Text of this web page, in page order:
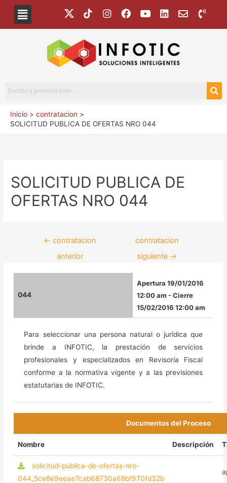
Inicio
contratacion
SOLICITUD PUBLICA DE OFERTAS NRO 044
SOLICITUD PUBLICA DE
OFERTAS NRO 044
← contratacion
anterior
contratacion
siguiente →
044
Apertura 19/01/2016
12:00 am - Cierre
15/02/2016 12:00 am
Para seleccionar una persona natural o jurídica que
brinde a INFOTIC, la prestación de servicios
profesionales y especializados en Revisoría Fiscal
conforme a la normativa vigente y a las previsiones
estatutarias de INFOTIC.
Documentos del Proceso
Nombre Descripción
solicitud-publica-de-ofertas-nro-
044_5ce8e9eeae7cab68730a68bf970fd32b